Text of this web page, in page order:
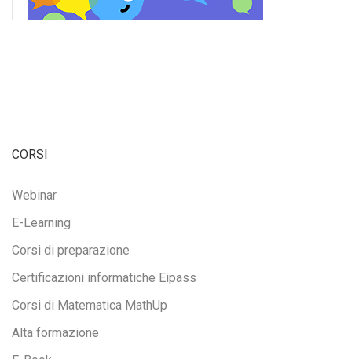
CORSI
Webinar
E-Learning
Corsi di preparazione
Certificazioni informatiche Eipass
Corsi di Matematica MathUp
Alta formazione